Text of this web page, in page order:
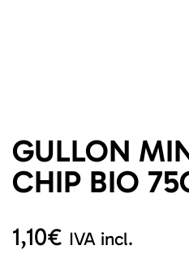
GULLON
CHIP BIO
1,10€ IVA incl.